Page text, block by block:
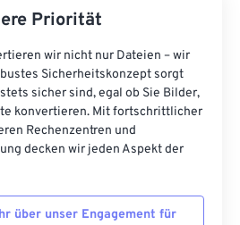
Priorität
wir nicht nur Dateien – wir
Sicherheitskonzept sorgt
sicher sind, egal ob Sie Bilder,
konvertieren. Mit fortschrittlicher
Rechenzentren und
decken wir jeden Aspekt der
über unser Engagement für